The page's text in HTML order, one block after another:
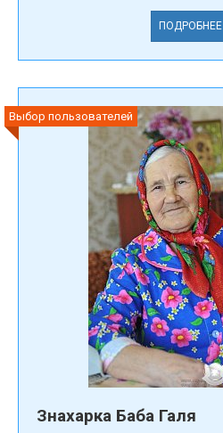
ПОДРОБНЕЕ
Выбор пользователей
Знахарка Баба Галя